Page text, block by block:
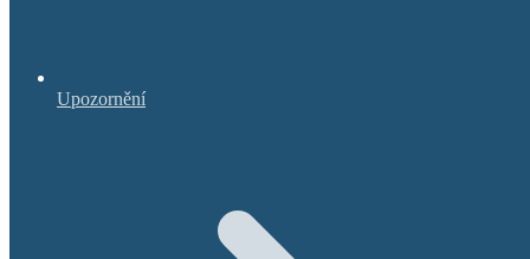
Upozornění